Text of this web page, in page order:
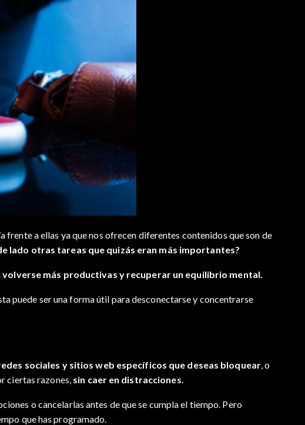
a ellas ya que nos ofrecen diferentes contenidos que son de
lado otras tareas que quizás eran más importantes?
volverse más productivas y recuperar un equilibrio mental.
puede ser una forma útil para desconectarse y concentrarse
sociales y sitios web específicos que deseas bloquear, o
ciertas razones, sin caer en distracciones.
o cancelarlas antes de que se cumpla el tiempo. Pero
que has programado.